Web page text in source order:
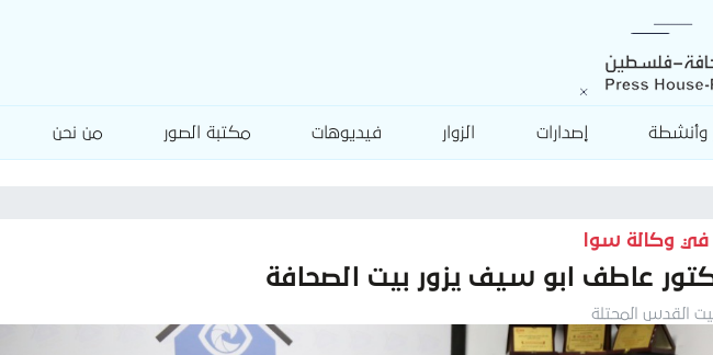
وأنشطة إصدارات الزوار فيديوهات مكتبة الصور من نحن
في وكالة سوا
عاطف ابو سيف يزور بيت الصحافة